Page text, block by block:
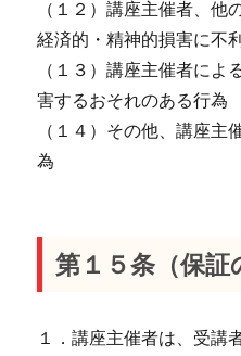
（１２）講座主催者、
経済的・精神的損害に不
（１３）講座主催者に
害するおそれのある行為
（１４）その他、講座
為
第１５条（保証
１．講座主催者は、受講